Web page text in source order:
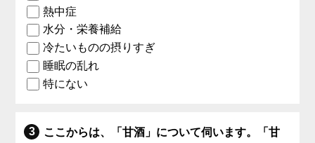
熱中症
水分・栄養補給
冷たいものの摂りすぎ
睡眠の乱れ
特にない
ここからは、「甘酒」について伺います。「甘